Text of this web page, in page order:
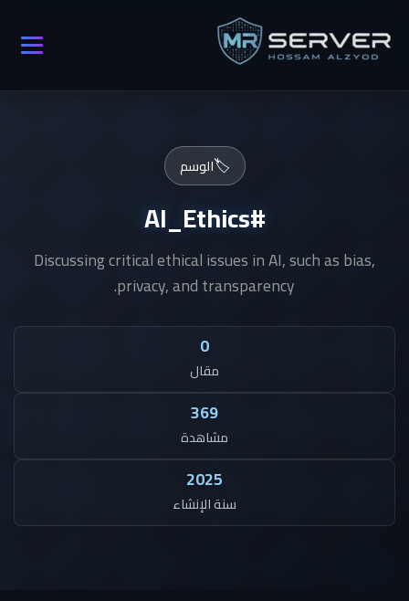
🏷️الوسم
#AI_Ethics
Discussing critical ethical issues in AI, such as bias,
privacy, and transparency.
0
مقال
369
مشاهدة
2025
سنة الإنشاء